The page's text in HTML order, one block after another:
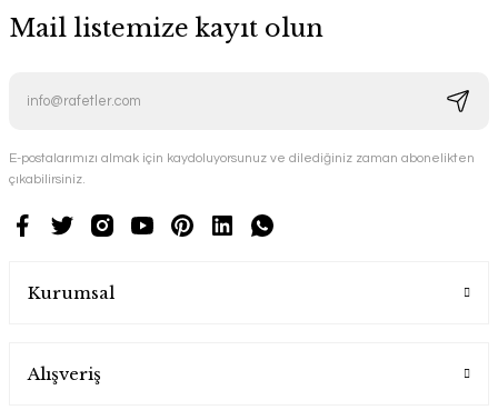
Mail listemize kayıt olun
E-postalarımızı almak için kaydoluyorsunuz ve dilediğiniz zaman abonelikten
çıkabilirsiniz.
Kurumsal
Alışveriş